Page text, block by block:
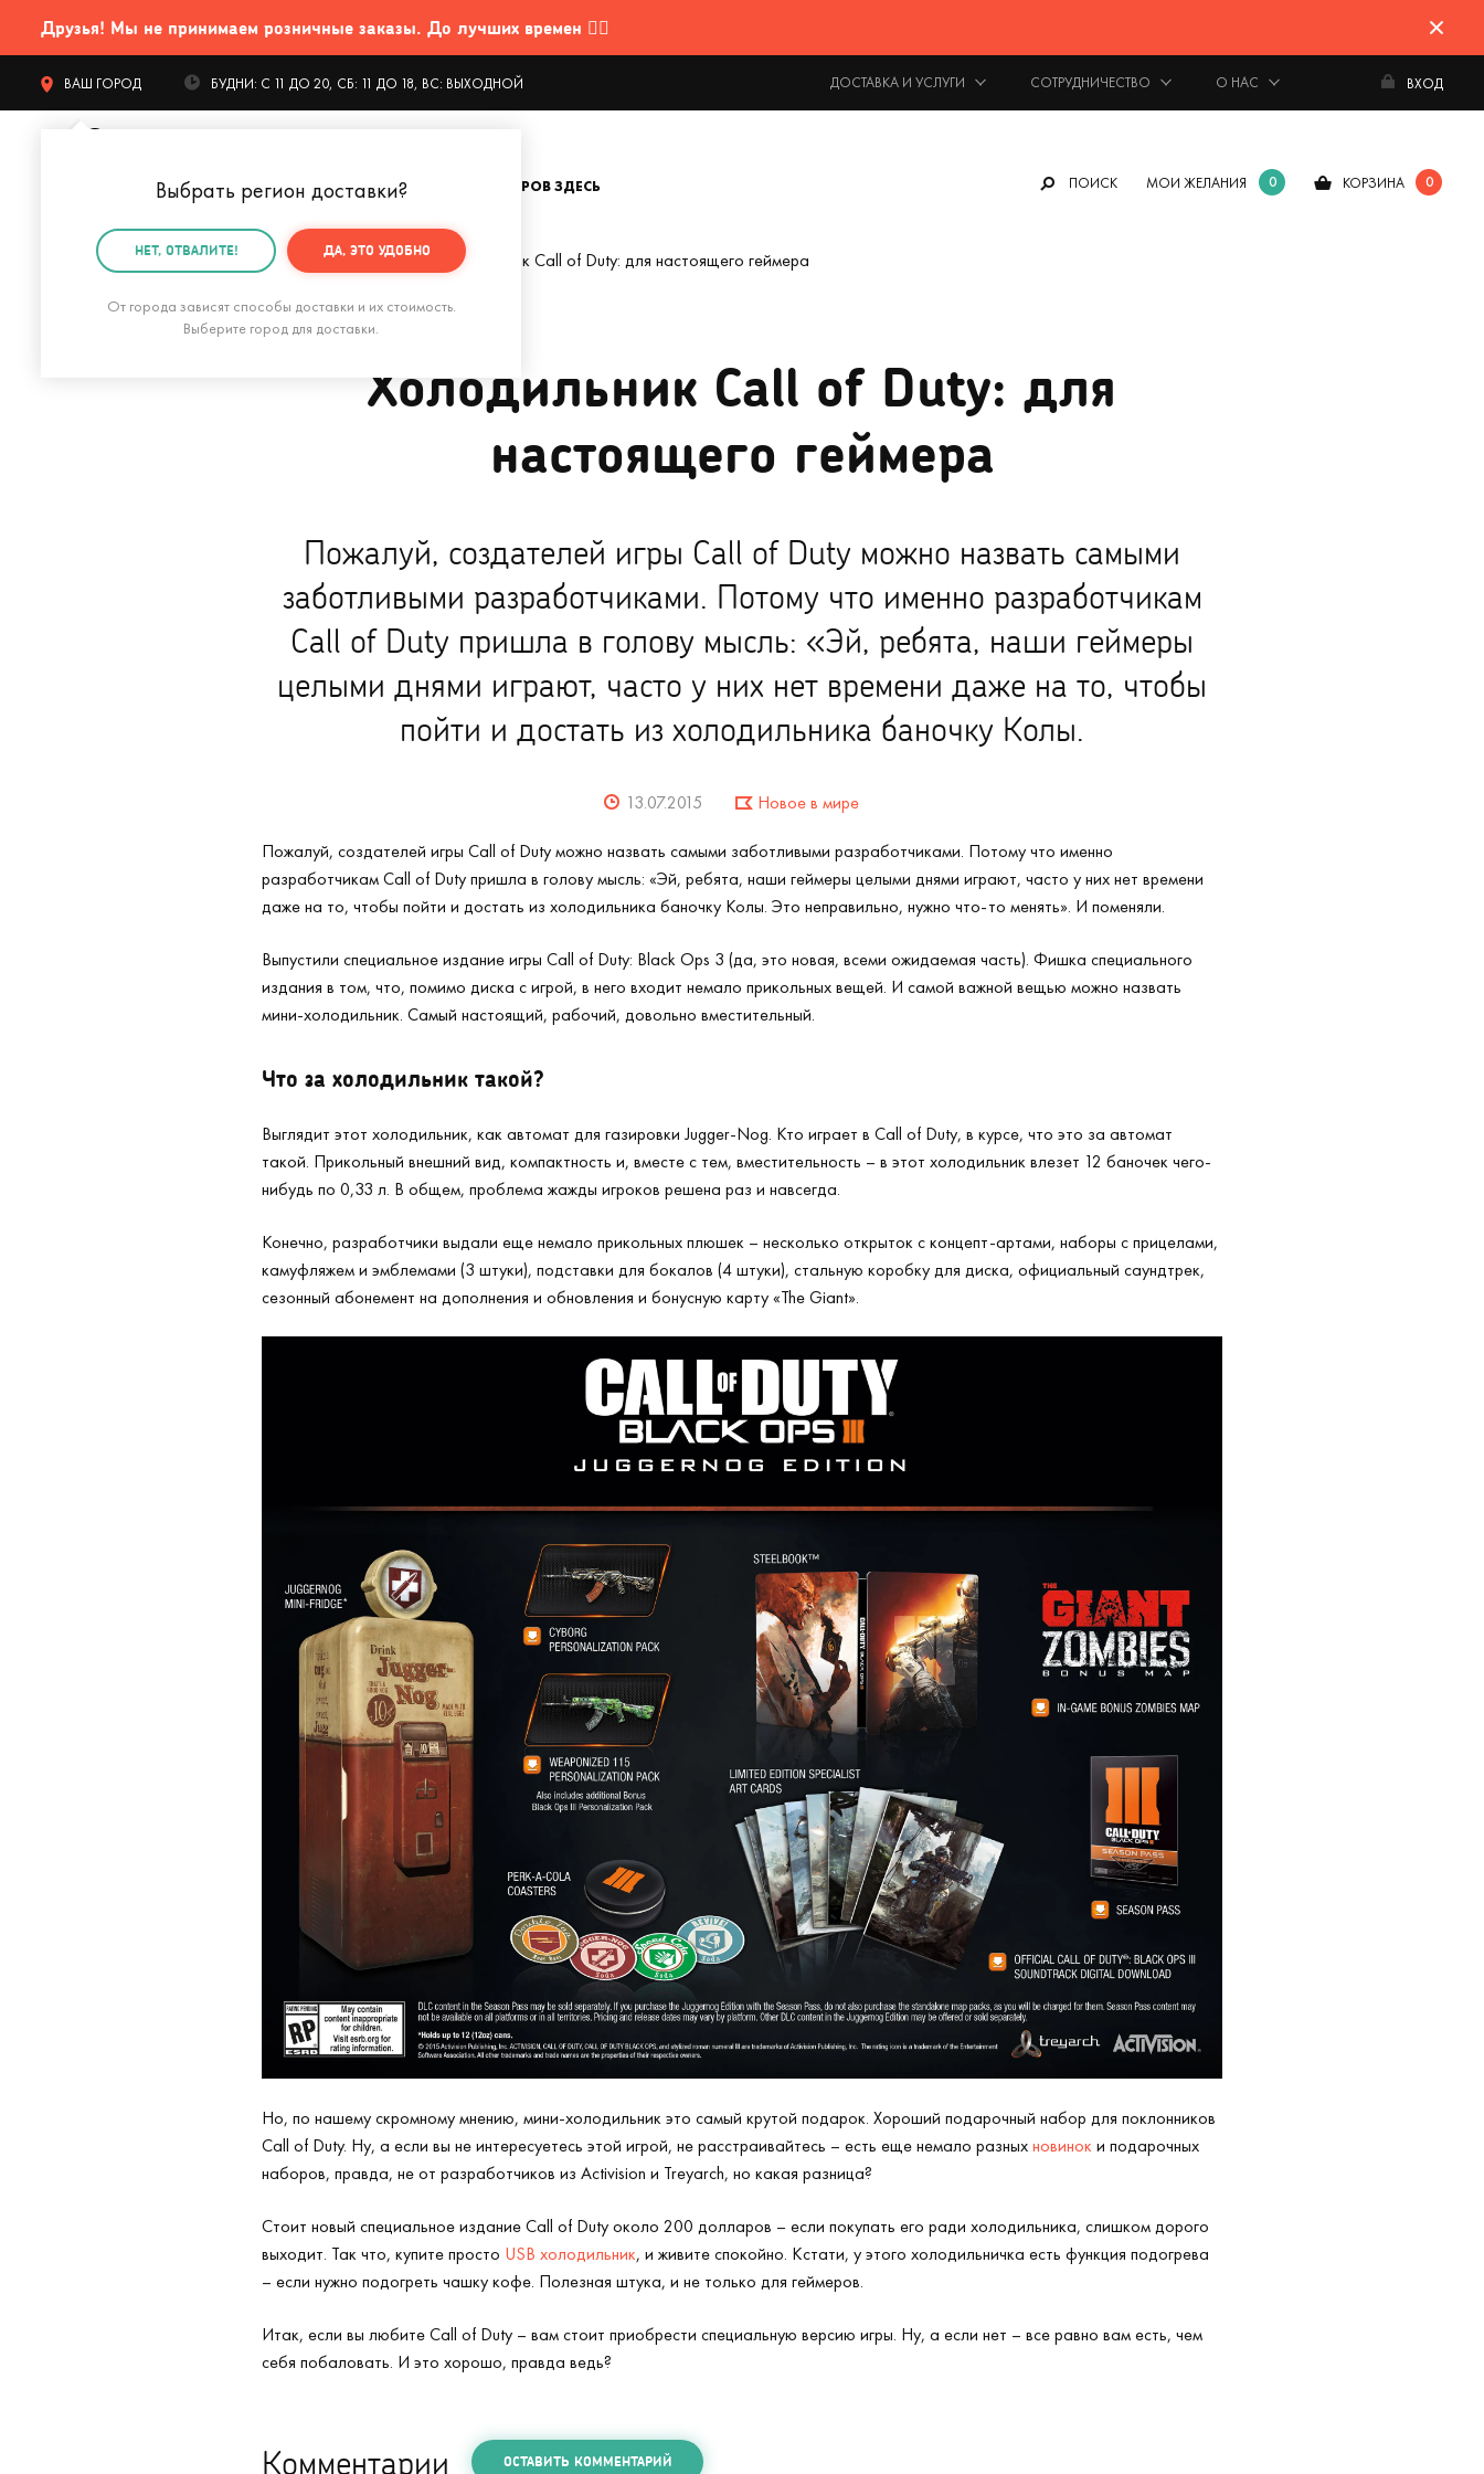
Друзья! Мы не принимаем розничные заказы. До лучших времен 🤷‍♂️
ВАШ ГОРОД
Выбрать регион доставки?
НЕТ, ОТВАЛИТЕ! ДА, ЭТО УДОБНО
От города зависят способы доставки и их стоимость.
Выберите город для доставки.
БУДНИ: С 11 ДО 20, СБ: 11 ДО 18, ВС: ВЫХОДНОЙ ДОСТАВКА И УСЛУГИ СОТРУДНИЧЕСТВО О НАС ВХОД
КАТАЛОГ ТОВАРОВ ЗДЕСЬ ПОИСК МОИ ЖЕЛАНИЯ 0 КОРЗИНА 0
Главная Блог о подарках Новое в мире Холодильник Call of Duty: для настоящего геймера
Холодильник Call of Duty: для
настоящего геймера
Пожалуй, создателей игры Call of Duty можно назвать самыми
заботливыми разработчиками. Потому что именно разработчикам
Call of Duty пришла в голову мысль: «Эй, ребята, наши геймеры
целыми днями играют, часто у них нет времени даже на то, чтобы
пойти и достать из холодильника баночку Колы.
13.07.2015 Новое в мире
Пожалуй, создателей игры Call of Duty можно назвать самыми заботливыми разработчиками. Потому что именно
разработчикам Call of Duty пришла в голову мысль: «Эй, ребята, наши геймеры целыми днями играют, часто у них нет времени
даже на то, чтобы пойти и достать из холодильника баночку Колы. Это неправильно, нужно что-то менять». И поменяли.
Выпустили специальное издание игры Call of Duty: Black Ops 3 (да, это новая, всеми ожидаемая часть). Фишка специального
издания в том, что, помимо диска с игрой, в него входит немало прикольных вещей. И самой важной вещью можно назвать
мини-холодильник. Самый настоящий, рабочий, довольно вместительный.
Что за холодильник такой?
Выглядит этот холодильник, как автомат для газировки Jugger-Nog. Кто играет в Call of Duty, в курсе, что это за автомат
такой. Прикольный внешний вид, компактность и, вместе с тем, вместительность – в этот холодильник влезет 12 баночек чего-
нибудь по 0,33 л. В общем, проблема жажды игроков решена раз и навсегда.
Конечно, разработчики выдали еще немало прикольных плюшек – несколько открыток с концепт-артами, наборы с прицелами,
камуфляжем и эмблемами (3 штуки), подставки для бокалов (4 штуки), стальную коробку для диска, официальный саундтрек,
сезонный абонемент на дополнения и обновления и бонусную карту «The Giant».
Но, по нашему скромному мнению, мини-холодильник это самый крутой подарок. Хороший подарочный набор для поклонников
Call of Duty. Ну, а если вы не интересуетесь этой игрой, не расстраивайтесь – есть еще немало разныхновиноки подарочных
наборов, правда, не от разработчиков из Activision и Treyarch, но какая разница?
Стоит новый специальное издание Call of Duty около 200 долларов – если покупать его ради холодильника, слишком дорого
выходит. Так что, купите просто USB холодильник, и живите спокойно. Кстати, у этого холодильничка есть функция подогрева
– если нужно подогреть чашку кофе. Полезная штука, и не только для геймеров.
Итак, если вы любите Call of Duty – вам стоит приобрести специальную версию игры. Ну, а если нет – все равно вам есть, чем
себя побаловать. И это хорошо, правда ведь?
Комментарии ОСТАВИТЬ КОММЕНТАРИЙ